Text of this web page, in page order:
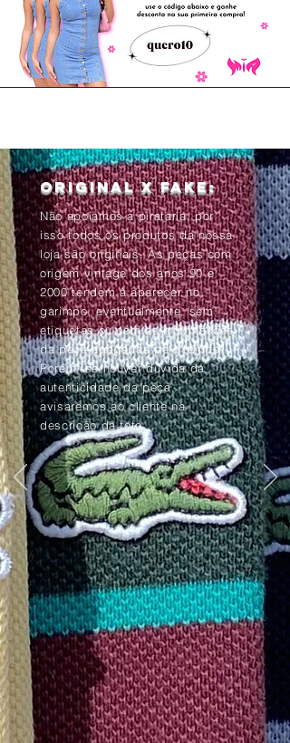
Original x Fake:
Não apoiamos a pirataria, por
isso todos os produtos da nossa
loja são originais. As peças com
origem vintage dos anos 90 e
2000 tendem à aparecer no
garimpo, eventualmente, sem
etiquetas ou com as informações
da peça apagadas pelo tempo.
Porém, se houver dúvida da
autenticidade da peça,
avisaremos ao cliente na
descrição da foto.